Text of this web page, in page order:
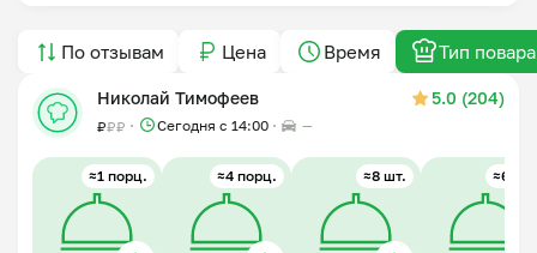
По отзывам Цена Время Тип повара
Николай Тимофеев 5.0 (204)
₽₽₽ Сегодня с 14:00 —
≈1 порц. ≈4 порц. ≈8 шт. ≈6 шт.